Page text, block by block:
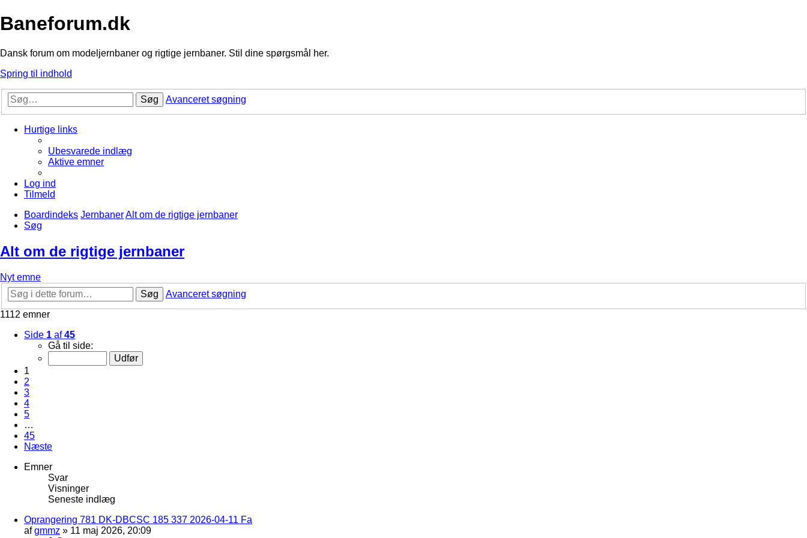
Baneforum.dk
Dansk forum om modeljernbaner og rigtige jernbaner. Stil dine spørgsmål her.
Spring til indhold
Søg Avanceret søgning
Hurtige links
Ubesvarede indlæg
Aktive emner
Log ind
Tilmeld
Boardindeks JernbanerAlt om de rigtige jernbaner
Søg
Alt om de rigtige jernbaner
Nyt emne
Søg
Avanceret søgning
1112 emner
Side 1 af45
Gå til side:
1
2
3
4
5
…
45
Næste
Emner
Svar
Visninger
Seneste indlæg
Oprangering 781 DK-DBCSC 185 337 2026-04-11 Fa
afgmmz » 11 maj 2026, 20:09